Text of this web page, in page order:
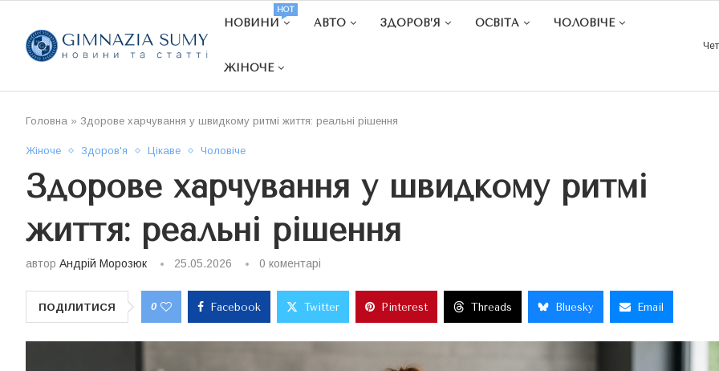
НОВИНИ
HOT
АВТО ЗДОРОВ’Я ОСВІТА ЧОЛОВІЧЕ
ЖІНОЧЕ
Головна » Здорове харчування у швидкому ритмі життя: реальні рішення
Жіноче Здоров'я Цікаве Чоловіче
Здорове харчування у швидкому ритмі
життя: реальні рішення
автор Андрій Морозюк 25.05.2026 0 коментарі
ПОДІЛИТИСЯ 0 Facebook Twitter Pinterest Threads Bluesky Email